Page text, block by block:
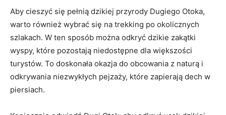
Aby​ cieszyć się pełnią ⁤dzikiej przyrody Dugiego Otoka,
warto ⁢również wybrać ‌się ⁣na trekking​ po ​okolicznych
szlakach. W ten sposób można odkryć⁣ dzikie⁣ zakątki
wyspy, które pozostają ⁣niedostępne dla większości
turystów. To‌ doskonała okazja⁤ do obcowania​ z naturą i
odkrywania niezwykłych pejzaży, które zapierają dech ⁤w‍
piersiach.